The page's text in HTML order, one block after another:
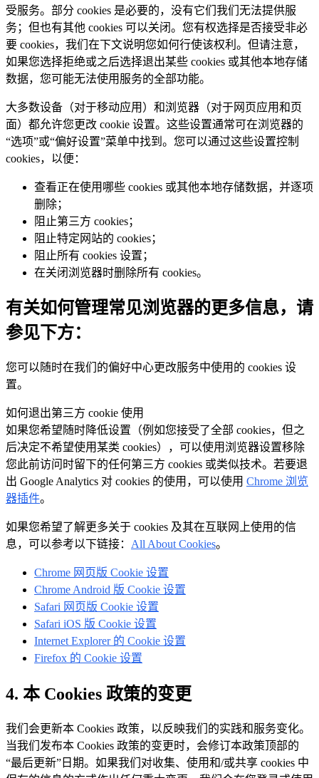
受服务。部分 cookies 是必要的，没有它们我们无法提供服
务；但也有其他 cookies 可以关闭。您有权选择是否接受非必
要 cookies，我们在下文说明您如何行使该权利。但请注意，
如果您选择拒绝或之后选择退出某些 cookies 或其他本地存储
数据，您可能无法使用服务的全部功能。
大多数设备（对于移动应用）和浏览器（对于网页应用和页
面）都允许您更改 cookie 设置。这些设置通常可在浏览器的
“选项”或“偏好设置”菜单中找到。您可以通过这些设置控制
cookies，以便：
查看正在使用哪些 cookies 或其他本地存储数据，并逐项
删除；
阻止第三方 cookies；
阻止特定网站的 cookies；
阻止所有 cookies 设置；
在关闭浏览器时删除所有 cookies。
有关如何管理常见浏览器的更多信息，请
参见下方：
您可以随时在我们的偏好中心更改服务中使用的 cookies 设
置。
如何退出第三方 cookie 使用
如果您希望随时降低设置（例如您接受了全部 cookies，但之
后决定不希望使用某类 cookies），可以使用浏览器设置移除
您此前访问时留下的任何第三方 cookies 或类似技术。若要退
出 Google Analytics 对 cookies 的使用，可以使用 Chrome 浏览
器插件。
如果您希望了解更多关于 cookies 及其在互联网上使用的信
息，可以参考以下链接： All About Cookies。
Chrome 网页版 Cookie 设置
Chrome Android 版 Cookie 设置
Safari 网页版 Cookie 设置
Safari iOS 版 Cookie 设置
Internet Explorer 的 Cookie 设置
Firefox 的 Cookie 设置
4. 本 Cookies 政策的变更
我们会更新本 Cookies 政策，以反映我们的实践和服务变化。
当我们发布本 Cookies 政策的变更时，会修订本政策顶部的
“最后更新”日期。如果我们对收集、使用和/或共享 cookies 中